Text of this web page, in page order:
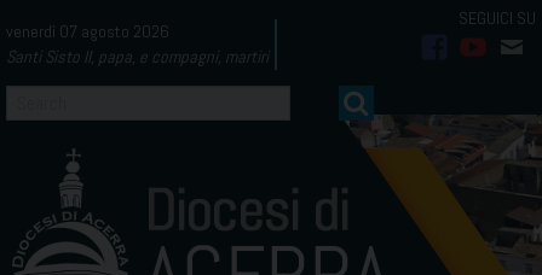
to
content
venerdì 07 agosto 2026
Santi Sisto II, papa, e compagni, martiri